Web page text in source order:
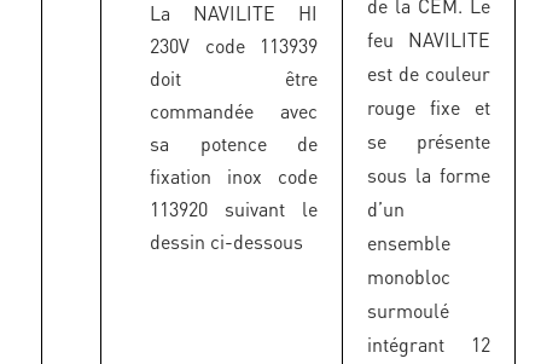
La NAVILITE HI
230V code 113939
doit être
commandée avec
sa potence de
fixation inox code
113920 suivant le
dessin ci-dessous
de la CEM. Le
feu NAVILITE
est de couleur
rouge fixe et
se présente
sous la forme
d’un
ensemble
monobloc
surmoulé
intégrant 12